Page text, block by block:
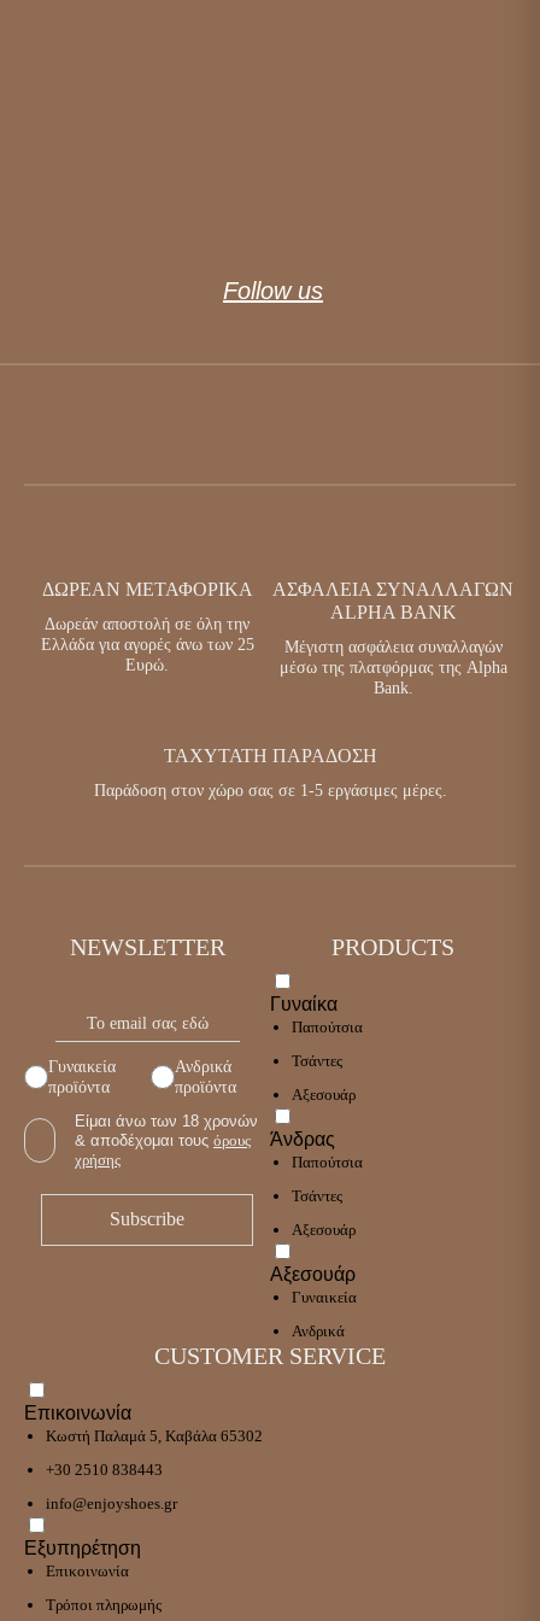
Follow us
ΔΩΡΕΆΝ ΜΕΤΑΦΟΡΙΚΆ
Δωρεάν αποστολή σε όλη την
Ελλάδα για αγορές άνω των 25
Ευρώ.
ΑΣΦΆΛΕΙΑ ΣΥΝΑΛΛΑΓΏΝ
ALPHA BANK
Μέγιστη ασφάλεια συναλλαγών
μέσω της πλατφόρμας της Alpha
Bank.
ΤΑΧΎΤΑΤΗ ΠΑΡΆΔΟΣΗ
Παράδοση στον χώρο σας σε 1-5 εργάσιμες μέρες.
NEWSLETTER
Γυναικεία
προϊόντα
Ανδρικά
προϊόντα
Είμαι άνω των 18 χρονών
& αποδέχομαι τους όρους
χρήσης
PRODUCTS
Γυναίκα
Παπούτσια
Τσάντες
Αξεσουάρ
Άνδρας
Παπούτσια
Τσάντες
Αξεσουάρ
Αξεσουάρ
Γυναικεία
Ανδρικά
CUSTOMER SERVICE
Επικοινωνία
Κωστή Παλαμά 5, Καβάλα 65302
+30 2510 838443
info@enjoyshoes.gr
Εξυπηρέτηση
Επικοινωνία
Τρόποι πληρωμής